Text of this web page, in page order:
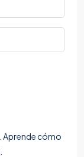
Aprende cómo